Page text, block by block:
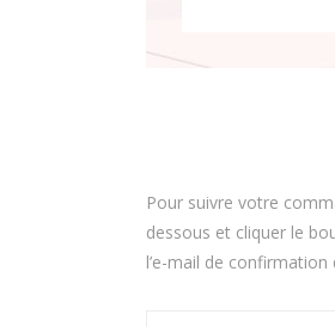
Pour suivre votre
dessous et cliquer le
l’e-mail de